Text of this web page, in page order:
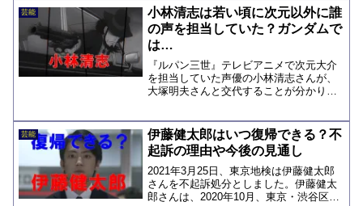
いく痛快な展開は、早くも人気となって
います。共...
芸能
小林清志は若い頃に次元以外に誰
の声を担当していた？ガンダムで
は…
『ルパン三世』テレビアニメで次元大介
を担当していた声優の小林清志さんが、
大塚明夫さんと交代することが分かり、
いうことで、10月より『ルパン三世
PART6』が日本...
芸能
伊藤健太郎はいつ復帰できる？不
起訴の理由や今後の見通し
2021年3月25日、東京地検は伊藤健太郎
さんを不起訴処分としました。伊藤健太
郎さんは、2020年10月、東京・渋谷区の